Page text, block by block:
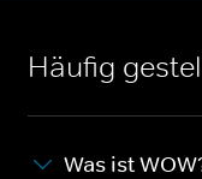
Häufig
Was ist